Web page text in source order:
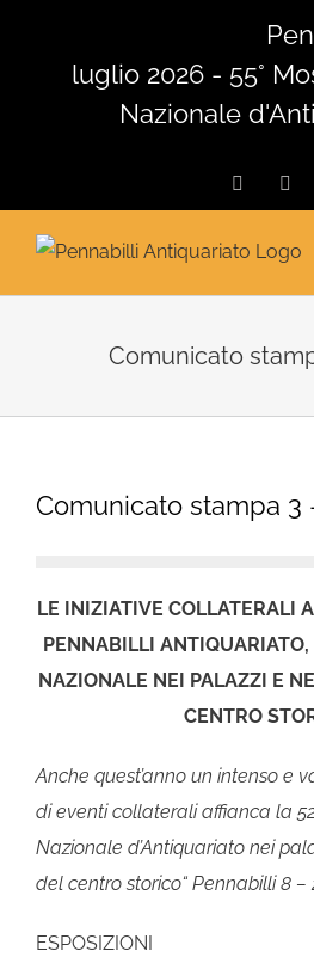
contenutoluglio 2026 - 55°
Nazionale
Facebook
Comunicato
Comunicato stampa 3
LE INIZIATIVE COLLATERALI
PENNABILLI
NAZIONALE NEI PALAZZI E
CENTRO
Anche quest’anno un intenso e
di eventi collaterali affianca la
Nazionale d’Antiquariato nei
del centro storico“ Pennabilli 8 –
ESPOSIZIONI